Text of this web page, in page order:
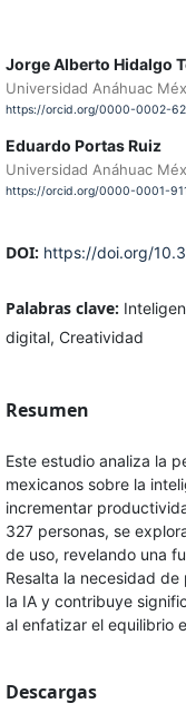
Jorge Alberto Hidalgo
Universidad Anáhuac
https://orcid.org/0000-0002-
Eduardo Portas Ruiz
Universidad Anáhuac
https://orcid.org/0000-0001-
DOI: https://doi.org/
Palabras clave:
digital, Creatividad
Resumen
Este estudio analiza la
mexicanos sobre la
incrementar
327 personas, se
de uso, revelando una
Resalta la necesidad
la IA y contribuye
al enfatizar el equilibrio
Descargas